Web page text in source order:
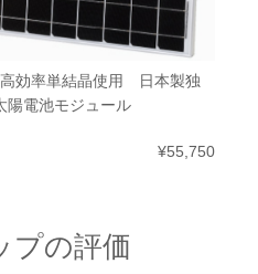
効率単結晶使用 日本製独
陽電池モジュール
¥55,750
プの評価